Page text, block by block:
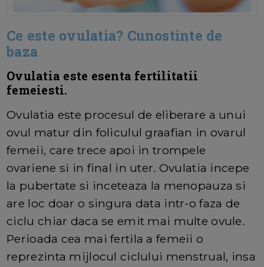
Ce este ovulatia? Cunostinte de
baza
Ovulatia este esenta fertilitatii
femeiesti.
Ovulatia este procesul de eliberare a unui
ovul matur din foliculul graafian in ovarul
femeii, care trece apoi in trompele
ovariene si in final in uter. Ovulatia incepe
la pubertate si inceteaza la menopauza si
are loc doar o singura data intr-o faza de
ciclu chiar daca se emit mai multe ovule.
Perioada cea mai fertila a femeii o
reprezinta mijlocul ciclului menstrual, insa